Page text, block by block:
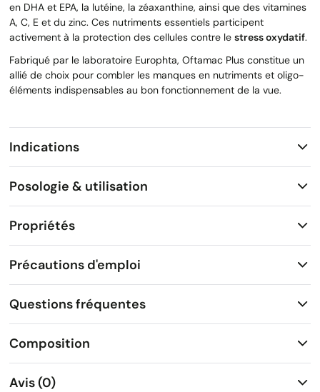
en DHA et EPA, la lutéine, la zéaxanthine, ainsi que des vitamines
A, C, E et du zinc. Ces nutriments essentiels participent
activement à la protection des cellules contre le stress oxydatif.
Fabriqué par le laboratoire Europhta, Oftamac Plus constitue un
allié de choix pour combler les manques en nutriments et oligo-
éléments indispensables au bon fonctionnement de la vue.
Indications
Posologie & utilisation
Propriétés
Précautions d'emploi
Questions fréquentes
Composition
Avis (0)